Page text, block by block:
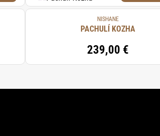
NISHANE
PACHULÍ KOZHA
239,00 €